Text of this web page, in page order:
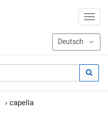
› capella